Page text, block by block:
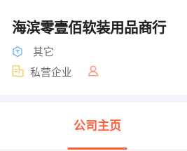
海滨零壹佰软装用品商行
其它
私营企业
公司主页